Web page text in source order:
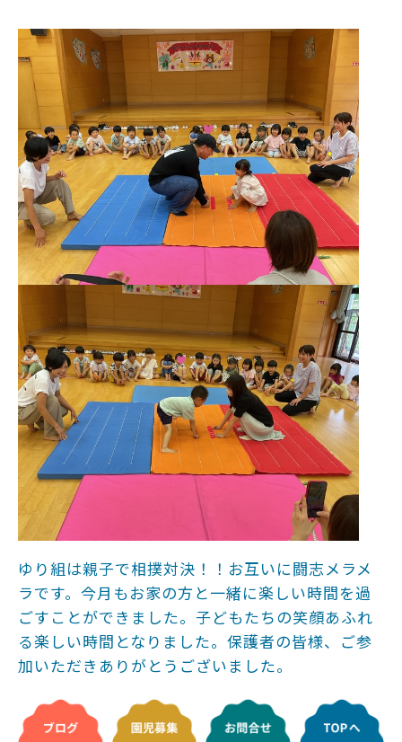
ゆり組は親子で相撲対決！！お互いに闘志メラメ
ラです。今月もお家の方と一緒に楽しい時間を過
ごすことができました。子どもたちの笑顔あふれ
る楽しい時間となりました。保護者の皆様、ご参
加いただきありがとうございました。